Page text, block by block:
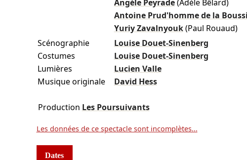
Angèle Peyrade (Adèle Bêlard)
Antoine Prud'homme de la
Yuriy Zavalnyouk (Paul Rouaud)
Scénographie
Louise Douet-Sinenberg
Costumes
Louise Douet-Sinenberg
Lumières
Lucien Valle
Musique originale
David Hess
Production Les Poursuivants
Les données de ce spectacle sont incomplètes...
Dates